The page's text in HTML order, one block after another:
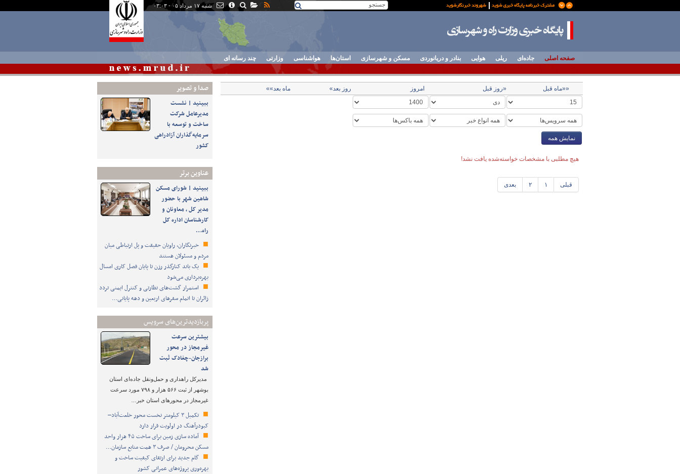
شنبه ۱۷ مرداد ۰۵ - ۰۳:۰۳
صفحه اصلی جاده‌ای ریلی هوایی بنادر و دریانوردی مسکن و شهرسازی استان‌ها هواشناسی وزارتی چند رسانه ای
صدا و تصوير
ببینید | نشست
مدیرعامل شرکت
ساخت و توسعه با
سرمایه‌گذاران آزادراهی
کشور
عناوین برتر
ببینید | شورای مسکن
شاهین شهر با حضور
مدیر کل ، معاونان و
کارشناسان اداره کل
راه…
خبرنگاران، راویان حقیقت و پل ارتباطی میان
مردم و مسئولان هستند
یک باند کنارگذر رزن تا پایان فصل کاری امسال
بهره‌برداری می‌شود
استمرار گشت‌های نظارتی و کنترل ایمنی تردد
زائران تا اتمام سفرهای اربعین و دهه پایانی…
پربازدیدترین‌های سرویس
بیشترین سرعت
غیرمجاز در محور
برازجان-چغادک ثبت
شد
مدیرکل راهداری و حمل‌ونقل جاده‌ای استان
بوشهر از ثبت ۵۶۶ هزار و ۷۹۸ مورد سرعت
غیرمجاز در محورهای استان خبر…
تکمیل ۳ کیلومتر نخست محور خلعت‌آباد–
کبودرآهنگ در اولویت قرار دارد
آماده سازی زمین برای ساخت ۴۵ هزار واحد
مسکن محرومان / صرف ۳ همت منابع سازمان…
گام جدید برای ارتقای کیفیت ساخت و
بهره‌وری پروژه‌های عمرانی کشور
««ماه قبل «روز قبل امروز روز بعد» ماه بعد»»
نمایش همه
هیچ مطلبی با مشخصات خواسته‌شده یافت نشد!
قبلی ۱ ۲ بعدی